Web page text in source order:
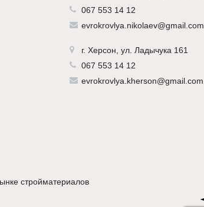
067 553 14 12
evrokrovlya.nikolaev@gmail.com
г. Херсон , ул. Ладычука 161
067 553 14 12
evrokrovlya.kherson@gmail.com
стройматериалов